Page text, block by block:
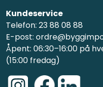
Kundeservice
Telefon: 23 88 08 88
E-post:
Åpent: 06:30–16:00 på
(15:00 fredag)